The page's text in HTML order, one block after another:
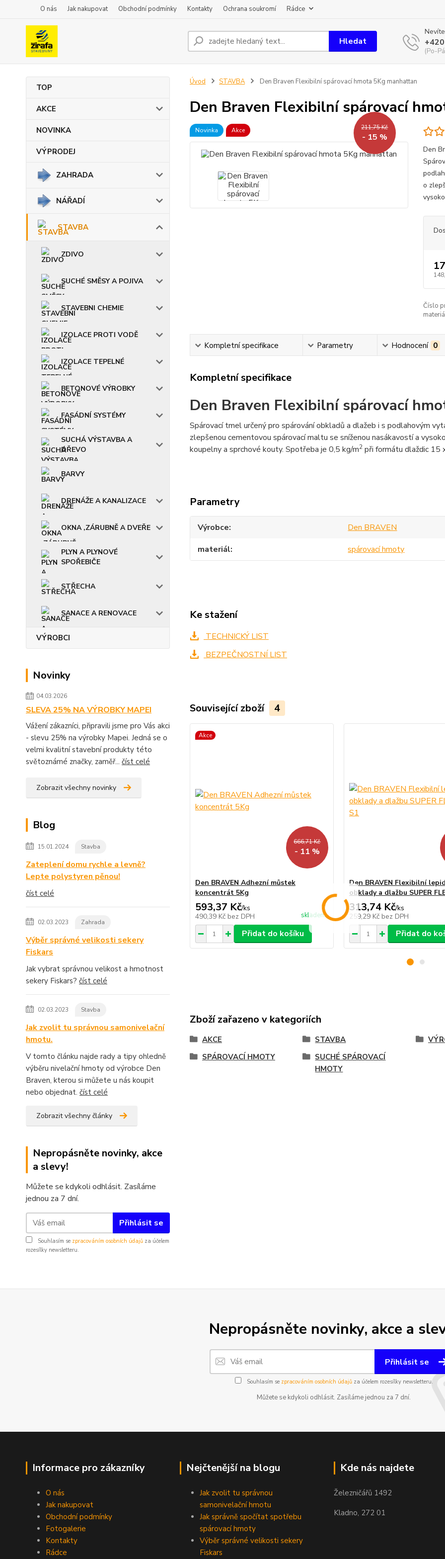
O nás Jak nakupovat Obchodní podmínky Kontakty Ochrana soukromí Rádce
Hledat
(Po-
TOP
AKCE
NOVINKA
VÝPRODEJ
ZAHRADA
NÁŘADÍ
STAVBA
ZDIVO
SUCHÉ SMĚSY A POJIVA
STAVEBNI CHEMIE
IZOLACE PROTI VODĚ
IZOLACE TEPELNÉ
BETONOVÉ VÝROBKY
FASÁDNÍ SYSTÉMY
SUCHÁ VÝSTAVBA A
DŘEVO
BARVY
DRENÁŽE A KANALIZACE
OKNA ,ZÁRUBNĚ A DVEŘE
PLYN A PLYNOVÉ
SPOŘEBIČE
STŘECHA
SANACE A RENOVACE
VÝROBCI
Novinky
04.03.2026
SLEVA 25% NA VÝROBKY MAPEI
Vážení zákazníci, připravili jsme pro Vás akci
- slevu 25% na výrobky Mapei. Jedná se o
velmi kvalitní stavební produkty této
světoznámé značky, zaměř... číst celé
Zobrazit všechny novinky
Blog
15.01.2024 Stavba
Zateplení domu rychle a levně?
Lepte polystyren pěnou!
číst celé
02.03.2023 Zahrada
Výběr správné velikosti sekery
Fiskars
Jak vybrat správnou velikost a hmotnost
sekery Fiskars? číst celé
02.03.2023 Stavba
Jak zvolit tu správnou samonivelační
hmotu.
V tomto článku najde rady a tipy ohledně
výběru nivelační hmoty od výrobce Den
Braven, kterou si můžete u nás koupit
nebo objednat. číst celé
Zobrazit všechny články
Nepropásněte novinky, akce
a slevy!
Můžete se kdykoli odhlásit. Zasíláme
jednou za 7 dní.
Přihlásit se
Souhlasím se zpracováním osobních údajů za účelem
rozesílky newsletteru.
Úvod STAVBA Den Braven Flexibilní spárovací hmota 5Kg manhattan
Den Braven Flexibilní spárovací
Novinka Akce 211,75 Kč
- 15 %
Den
o
Číslo
Kompletní specifikace Parametry Hodnocení 0
Kompletní specifikace
Den Braven Flexibilní spárovací
Spárovací tmel určený pro spárování obkladů a dlažeb i s podlahovým
zlepšenou cementovou spárovací maltu se sníženou nasákavostí a
koupelny a sprchové kouty. Spotřeba je 0,5 kg/m2při formátu dlaždic 15
Parametry
Výrobce
Den BRAVEN
materiál
spárovací hmoty
Ke stažení
TECHNICKÝ LIST
BEZPEČNOSTNÍ LIST
Související zboží 4
Akce
666,71 Kč
- 11 %
Den BRAVEN Adhezní můstek
koncentrát 5Kg
593,37 Kč/ks
490,39 Kč bez DPH skladem
Přidat do košíku
Den BRAVEN Flexibilní
obklady a dlažbu SUPER
313,74 Kč/ks
259,29 Kč bez DPH
Přidat do
Zboží zařazeno v kategoriích
AKCE STAVBA
SPÁROVACÍ HMOTY
SUCHÉ SPÁROVACÍ
HMOTY
Nepropásněte novinky, akce a
Přihlásit se
Souhlasím se zpracováním osobních údajůza účelem rozesílky newsletteru.
Můžete se kdykoli odhlásit. Zasíláme jednou za 7 dní.
Informace pro zákazníky
O nás
Jak nakupovat
Obchodní podmínky
Fotogalerie
Kontakty
Rádce
Nejčtenější na blogu
Jak zvolit tu správnou
samonivelační hmotu
Jak správně spočítat spotřebu
spárovací hmoty
Výběr správné velikosti sekery
Fiskars
Kde nás najdete
Železničářů 1492
Kladno, 272 01